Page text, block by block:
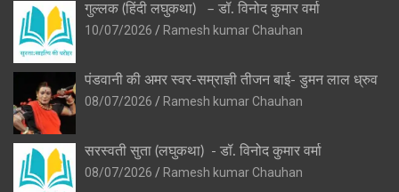
गुल्लक (हिंदी लघुकथा) – डॉ. विनोद कुमार वर्मा
10/07/2026
Ramesh kumar Chauhan
पंडवानी की अमर स्वर-सम्राज्ञी तीजन बाई- डुमन लाल ध्रुव
08/07/2026
Ramesh kumar Chauhan
सरस्वती सुता (लघुकथा) ​- डॉ. विनोद कुमार वर्मा
08/07/2026
Ramesh kumar Chauhan